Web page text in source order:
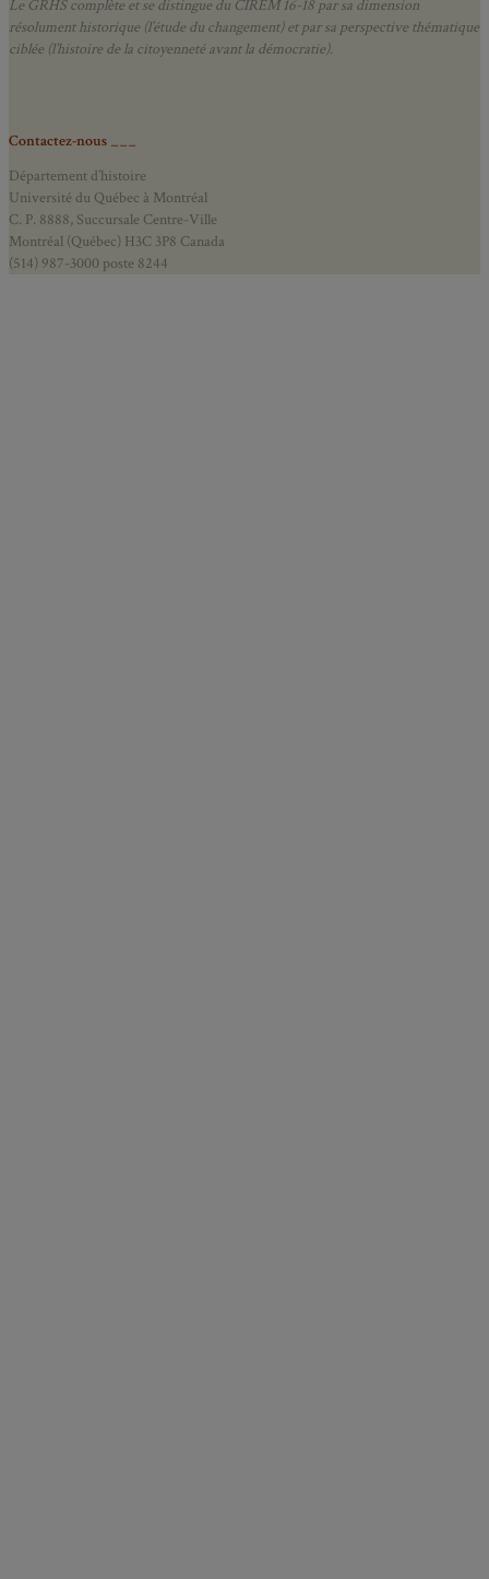
Le GRHS complète et se distingue du CIREM 16-18 par sa dimension
résolument historique (l’étude du changement) et par sa perspective thématique
ciblée (l’histoire de la citoyenneté avant la démocratie).
Contactez-nous ___
Département d’histoire
Université du Québec à Montréal
C. P. 8888, Succursale Centre-Ville
Montréal (Québec) H3C 3P8 Canada
(514) 987-3000 poste 8244